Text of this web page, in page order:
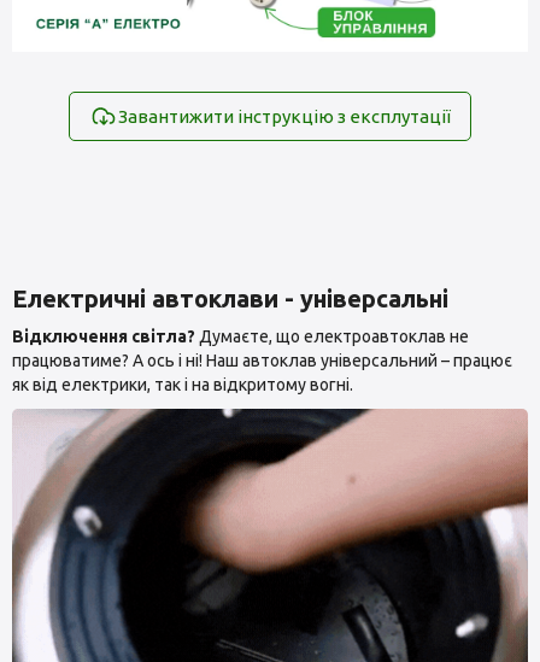
Завантижити інструкцію з експлутації
Електричні автоклави - універсальні
Відключення світла? Думаєте, що електроавтоклав не
працюватиме? А ось і ні! Наш автоклав універсальний – працює
як від електрики, так і на відкритому вогні.